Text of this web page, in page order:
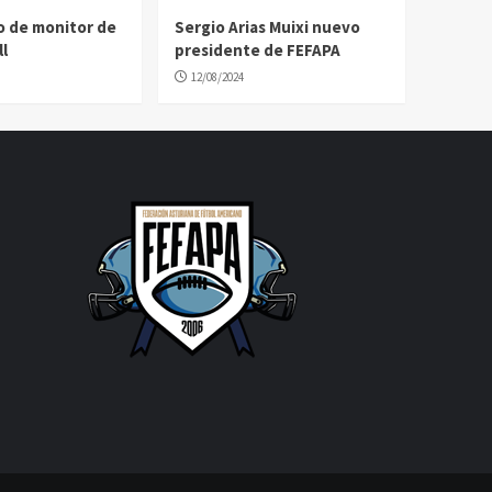
de monitor de
Sergio Arias Muixi nuevo
presidente de FEFAPA
12/08/2024